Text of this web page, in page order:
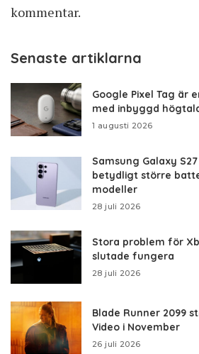
kommentar.
Senaste artiklarna
Google Pixel Tag är
med inbyggd
1 augusti 2026
Samsung Galaxy
betydligt större
modeller
28 juli 2026
Stora problem för
slutade fungera
28 juli 2026
Blade Runner 2099
Video i November
26 juli 2026